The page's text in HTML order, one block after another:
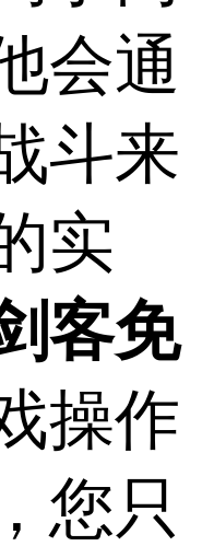
会通
斗来
实
客免
操作
您只